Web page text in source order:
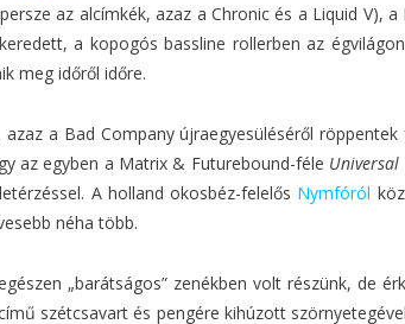
az alcímkék, azaz a Chronic és a Liquid
a kopogós bassline rollerben az
meg időről időre.
azaz a Bad Company újraegyesüléséről
az egyben a Matrix & Futurebound-féle Universal
A holland okosbéz-felelős Nymfóról
néha több.
„barátságos” zenékben volt részünk, de
szétcsavart és pengére kihúzott